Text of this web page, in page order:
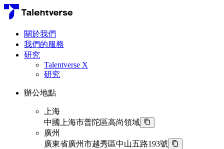
關於我們
我們的服務
研究
Talentverse X
研究
辦公地點
上海
中國上海市普陀區高尚領域
廣州
廣東省廣州市越秀區中山五路193號